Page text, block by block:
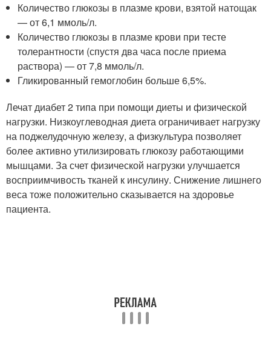
Количество глюкозы в плазме крови, взятой натощак
— от 6,1 ммоль/л.
Количество глюкозы в плазме крови при тесте
толерантности (спустя два часа после приема
раствора) — от 7,8 ммоль/л.
Гликированный гемоглобин больше 6,5%.
Лечат диабет 2 типа при помощи диеты и физической
нагрузки. Низкоуглеводная диета ограничивает нагрузку
на поджелудочную железу, а физкультура позволяет
более активно утилизировать глюкозу работающими
мышцами. За счет физической нагрузки улучшается
восприимчивость тканей к инсулину. Снижение лишнего
веса тоже положительно сказывается на здоровье
пациента.